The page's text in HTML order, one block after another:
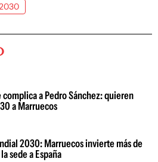
a Pedro Sánchez: quieren
a Marruecos
2030: Marruecos invierte más de
sede a España